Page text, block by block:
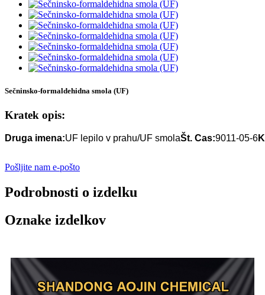
Sečninsko-formaldehidna smola (UF)
Kratek opis:
Druga imena:UF lepilo v prahu/UF smolaŠt. Cas:9011-05-6
Pošljite nam e-pošto
Podrobnosti o izdelku
Oznake izdelkov